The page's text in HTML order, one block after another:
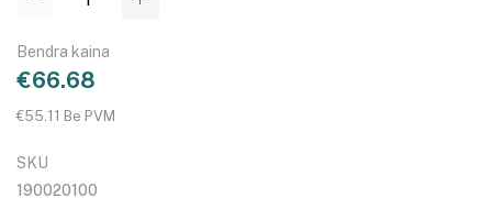
Bendra kaina
€66.68
€55.11 Be PVM
SKU
190020100